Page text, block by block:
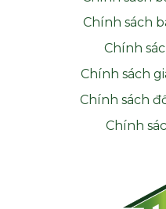
Chính sách
Chính
Chính sách
Chính sách
Chính